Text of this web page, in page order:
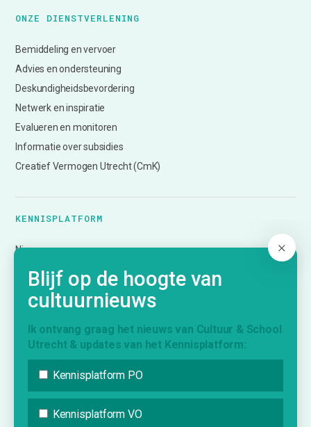
ONZE DIENSTVERLENING
Bemiddeling en vervoer
Advies en ondersteuning
Deskundigheidsbevordering
Netwerk en inspiratie
Evalueren en monitoren
Informatie over subsidies
Creatief Vermogen Utrecht (CmK)
KENNISPLATFORM
Nieuws
Agenda
Inspiratie
Vraag & Aanbod
Bijdrage indienen
Inschrijven nieuwsbrief
INFORMATIE
Blijf op de hoogte van
cultuurnieuws
Ik ontvang graag het nieuws van Cultuur & School
Utrecht & updates van het Kennisplatform:
Kennisplatform PO
Kennisplatform VO